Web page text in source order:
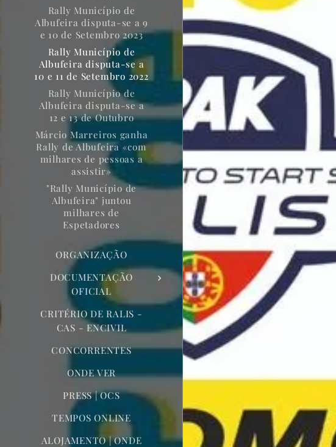
Rally Município de
Albufeira disputa-se a 9
e 10 de Setembro 2023
Rally Município de
Albufeira disputa-se a
10 e 11 de Setembro 2022
Rally Município de
Albufeira disputa-se a
12 e 13 de Outubro
Márcio Marreiros ganha
Rally de Albufeira «com
milhares de pessoas a
assistir»
"Rally Município de
Albufeira" juntou
milhares de
Espetadores
ORGANIZAÇÃO
DOCUMENTAÇÃO
OFICIAL
CRITÉRIO DE RALIS -
CAS - ENCIVIL
CONCORRENTES
ONDE VER
PRESS | OCS
TEMPOS ONLINE
ALOJAMENTO | ONDE